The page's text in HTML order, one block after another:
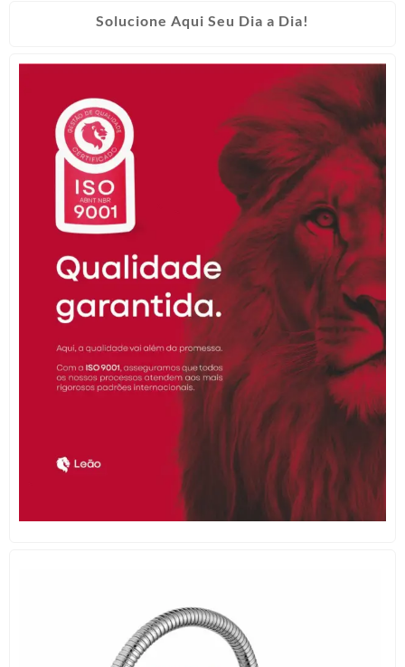
Solucione Aqui Seu Dia a Dia!